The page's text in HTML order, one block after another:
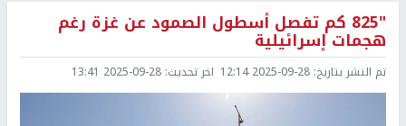
"825 كم تفصل أسطول الصمود عن غزة رغم
هجمات إسرائيلية
تم النشر بتاريخ: 2025-09-28 12:14 اخر تحديث: 2025-09-28 13:41